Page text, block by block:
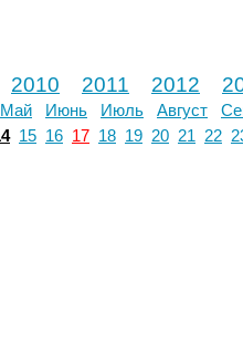
2010 2011 2012
Май Июнь Июль Август
15 16 17 18 19 20 21 22